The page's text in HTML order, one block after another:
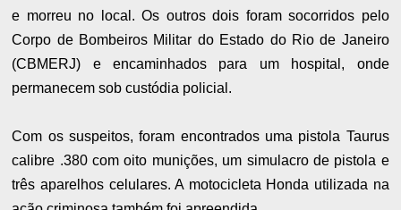
e morreu no local. Os outros dois foram socorridos pelo
Corpo de Bombeiros Militar do Estado do Rio de Janeiro
(CBMERJ) e encaminhados para um hospital, onde
permanecem sob custódia policial.
Com os suspeitos, foram encontrados uma pistola Taurus
calibre .380 com oito munições, um simulacro de pistola e
três aparelhos celulares. A motocicleta Honda utilizada na